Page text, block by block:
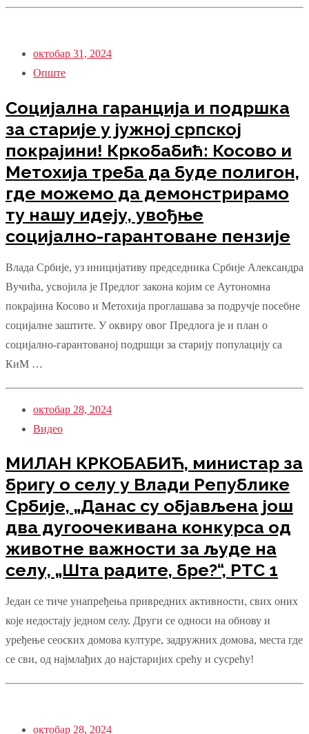
октобар 31, 2024
Опште
Социјална гаранција и подршка
за старије у јужној српској
покрајини! Кркобабић: Косово и
Метохија треба да буде полигон,
где можемо да демонстрирамо
ту нашу идеју, увођње
социјално-гарантоване пензије
Влада Србије, уз иницијативу председника Србије Александра
Вучића, усвојила је Предлог закона којим се Аутономна
покрајина Косово и Метохија проглашава за подручје посебне
социјалне заштите. У оквиру овог Предлога је и план о
социјално-гарантованој подршци за старију популацију са
КиМ …
октобар 28, 2024
Видео
МИЛАН КРКОБАБИЋ, министар за
бригу о селу у Влади Републике
Србије, „Данас су објављена још
два дугоочекивана конкурса од
животне важности за људе на
селу, „Шта радите, бре?“, РТС 1
Један се тиче унапређења привредних активности, свих оних
које недостају једном селу. Други се односи на обнову и
уређење сеоских домова културе, задружних домова, места где
се сви, од најмлађих до најстаријих срећу и сусрећу!
октобар 28, 2024